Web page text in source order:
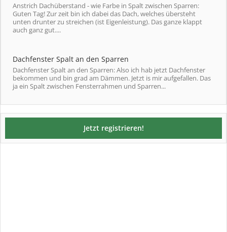
Anstrich Dachüberstand - wie Farbe in Spalt zwischen Sparren:
Guten Tag! Zur zeit bin ich dabei das Dach, welches übersteht
unten drunter zu streichen (ist Eigenleistung). Das ganze klappt
auch ganz gut....
Dachfenster Spalt an den Sparren
Dachfenster Spalt an den Sparren: Also ich hab jetzt Dachfenster
bekommen und bin grad am Dämmen. Jetzt is mir aufgefallen. Das
ja ein Spalt zwischen Fensterrahmen und Sparren...
Jetzt registrieren!